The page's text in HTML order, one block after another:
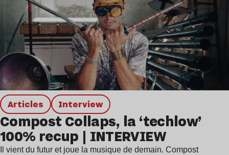
Articles interview
Compost Collaps, la ‘techlow’
100% recup | INTERVIEW
Il vient du futur et joue la musique de demain. Compost